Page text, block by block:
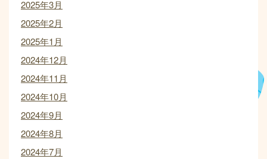
2025年3月
2025年2月
2025年1月
2024年12月
2024年11月
2024年10月
2024年9月
2024年8月
2024年7月